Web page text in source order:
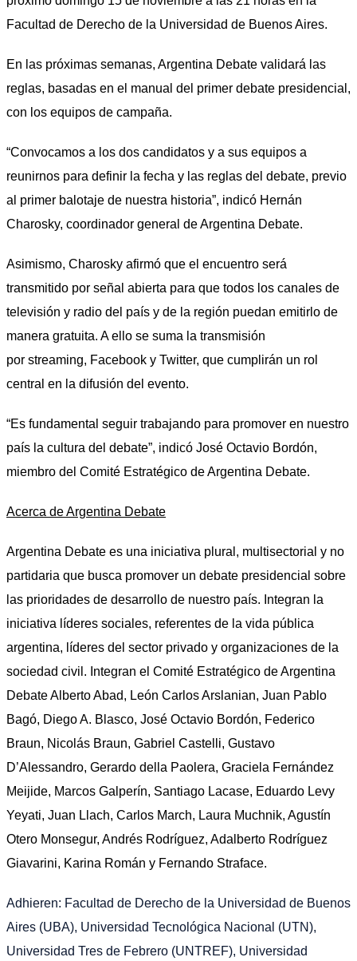
Facultad de Derecho de la Universidad de Buenos Aires.
En las próximas semanas, Argentina Debate validará las
reglas, basadas en el manual del primer debate presidencial,
con los equipos de campaña.
“Convocamos a los dos candidatos y a sus equipos a
reunirnos para definir la fecha y las reglas del debate, previo
al primer balotaje de nuestra historia”, indicó Hernán
Charosky, coordinador general de Argentina Debate.
Asimismo, Charosky afirmó que el encuentro será
transmitido por señal abierta para que todos los canales de
televisión y radio del país y de la región puedan emitirlo de
manera gratuita. A ello se suma la transmisión
por streaming, Facebook y Twitter, que cumplirán un rol
central en la difusión del evento.
“Es fundamental seguir trabajando para promover en nuestro
país la cultura del debate”, indicó José Octavio Bordón,
miembro del Comité Estratégico de Argentina Debate.
Acerca de Argentina Debate
Argentina Debate es una iniciativa plural, multisectorial y no
partidaria que busca promover un debate presidencial sobre
las prioridades de desarrollo de nuestro país. Integran la
iniciativa líderes sociales, referentes de la vida pública
argentina, líderes del sector privado y organizaciones de la
sociedad civil. Integran el Comité Estratégico de Argentina
Debate Alberto Abad, León Carlos Arslanian, Juan Pablo
Bagó, Diego A. Blasco, José Octavio Bordón, Federico
Braun, Nicolás Braun, Gabriel Castelli, Gustavo
D’Alessandro, Gerardo della Paolera, Graciela Fernández
Meijide, Marcos Galperín, Santiago Lacase, Eduardo Levy
Yeyati, Juan Llach, Carlos March, Laura Muchnik, Agustín
Otero Monsegur, Andrés Rodríguez, Adalberto Rodríguez
Giavarini, Karina Román y Fernando Straface.
Adhieren: Facultad de Derecho de la Universidad de Buenos
Aires (UBA), Universidad Tecnológica Nacional (UTN),
Universidad Tres de Febrero (UNTREF), Universidad